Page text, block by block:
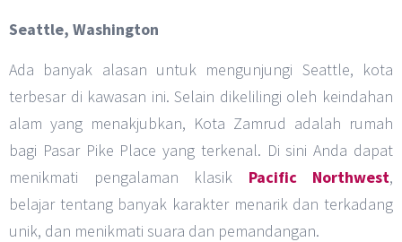
Seattle, Washington
Ada banyak alasan untuk mengunjungi Seattle, kota
terbesar di kawasan ini. Selain dikelilingi oleh keindahan
alam yang menakjubkan, Kota Zamrud adalah rumah
bagi Pasar Pike Place yang terkenal. Di sini Anda dapat
menikmati pengalaman klasik Pacific Northwest,
belajar tentang banyak karakter menarik dan terkadang
unik, dan menikmati suara dan pemandangan.